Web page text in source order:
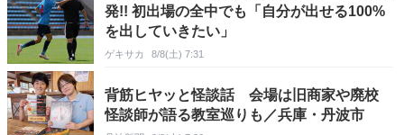
発!! 初出場の全中でも「自分が出せる100%
を出していきたい」
ゲキサカ 8/8(土) 7:31
背筋ヒヤッと怪談話 会場は旧商家や廃校
怪談師が語る教室巡りも／兵庫・丹波市